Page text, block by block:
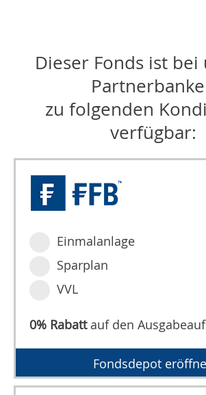
Dieser Fonds ist bei
zu folgenden
verfügbar:
Einmalanlage
Sparplan
VVL
0% Rabattauf den
Fondsdepot